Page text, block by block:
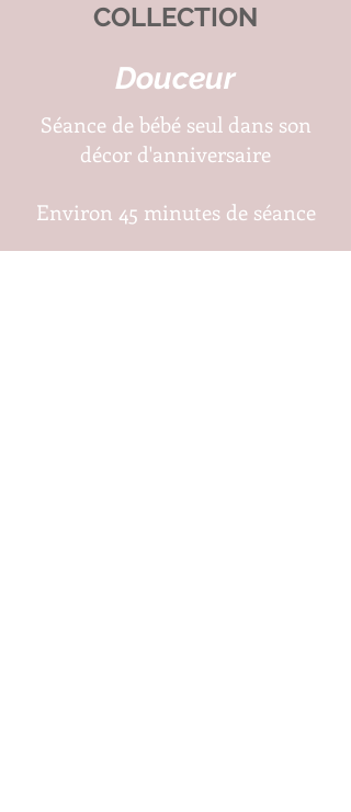
COLLECTION
Douceur
Séance de bébé seul dans son
décor d'anniversaire
Environ 45 minutes de séance